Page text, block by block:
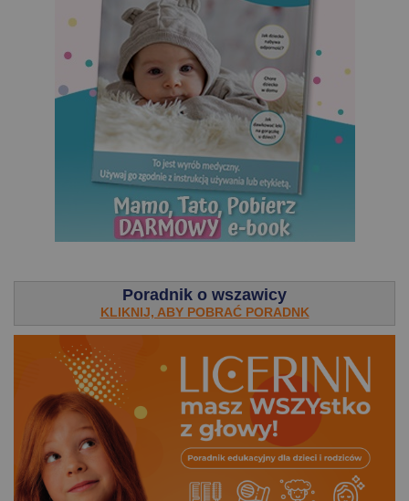
Poradnik o wszawicy
KLIKNIJ, ABY POBRAĆ PORADNK